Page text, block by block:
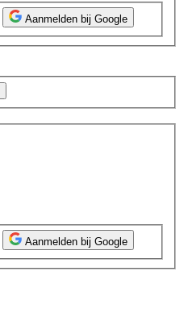
Aanmelden bij Google
Aanmelden bij Google